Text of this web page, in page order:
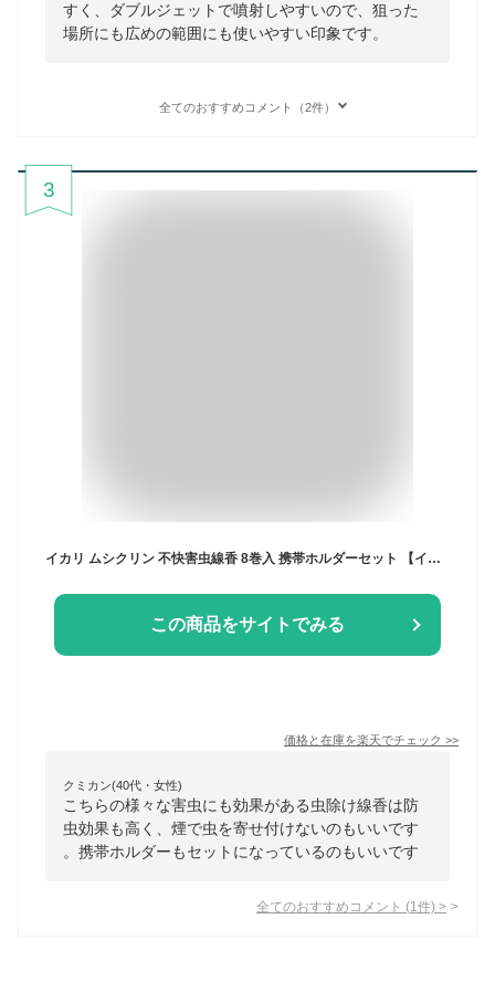
すく、ダブルジェットで噴射しやすいので、狙った
場所にも広めの範囲にも使いやすい印象です。
全てのおすすめコメント（2件）
3
イカリ ムシクリン 不快害虫線香 8巻入 携帯ホルダーセット 【イカリ消毒 虫よけ線香 虫やり線香 防虫線香 除虫 虫除け 害虫対策 アブ ブユ コバエ スモッグ 増煙 農作業 アウトドア ガーデニング 屋外】
この商品をサイトでみる
価格と在庫を楽天でチェック >>
クミカン(40代・女性)
こちらの様々な害虫にも効果がある虫除け線香は防
虫効果も高く、煙で虫を寄せ付けないのもいいです
。携帯ホルダーもセットになっているのもいいです
全てのおすすめコメント (1 件) >